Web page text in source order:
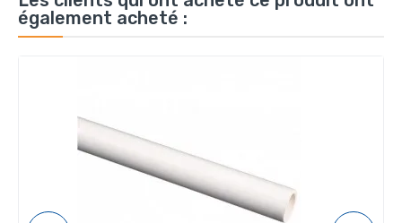
également acheté :